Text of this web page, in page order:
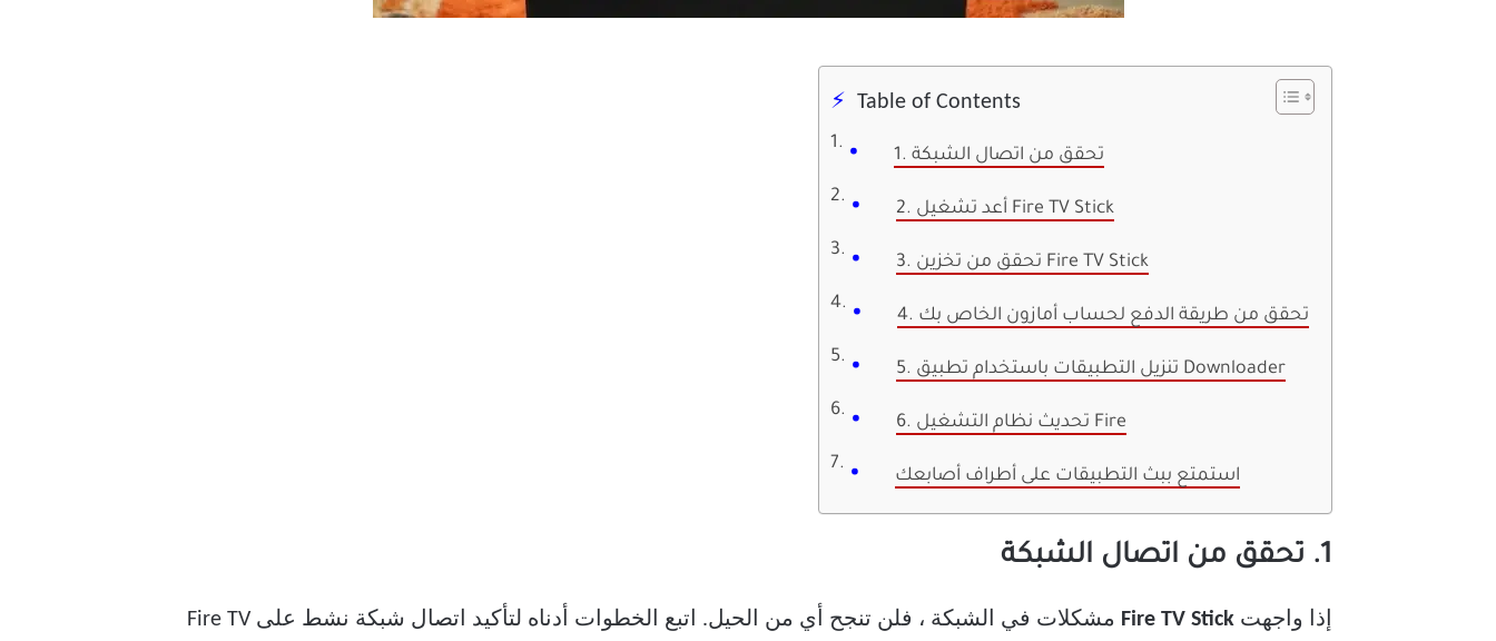
Table of Contents
1. تحقق من اتصال الشبكة
2. أعد تشغيل Fire TV Stick
3. تحقق من تخزين Fire TV Stick
4. تحقق من طريقة الدفع لحساب أمازون الخاص بك
5. تنزيل التطبيقات باستخدام تطبيق Downloader
6. تحديث نظام التشغيل Fire
استمتع ببث التطبيقات على أطراف أصابعك
1. تحقق من اتصال الشبكة
إذا واجهت مشكلات في الشبكة ، فلن تنجح أي من الحيل. اتبع الخطوات أدناه لتأكيد اتصال شبكة نشط على Fire TV